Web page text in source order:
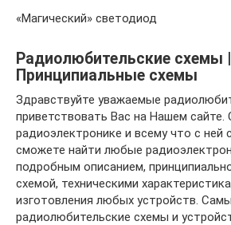
«Магический» светодиод
Радиолюбительские схемы |
Принципиальные схемы
Здравствуйте уважаемые
приветствовать Вас на Нашем
радиоэлектронике и всему что с ней
сможете найти любые
подробным описанием,
схемой, техническими
изготовления любых устройств.
радиолюбительские схемы и